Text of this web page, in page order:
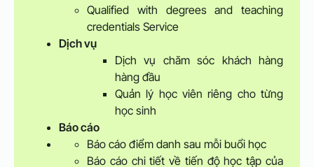
Qualified with degrees and teaching
credentials Service
Dịch vụ
Dịch vụ chăm sóc khách hàng
hàng đầu
Quản lý học viên riêng cho từng
học sinh
Báo cáo
Báo cáo điểm danh sau mỗi buổi học
Báo cáo chi tiết về tiến độ học tập của